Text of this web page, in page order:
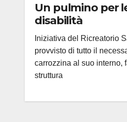
Un pulmino per
disabilità
Iniziativa del Ricreatorio
provvisto di tutto il
carrozzina al suo interno,
struttura